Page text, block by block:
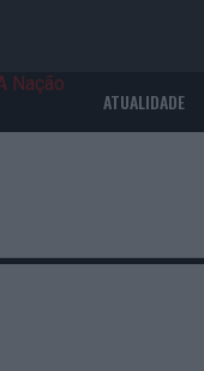
ATUALIDADE